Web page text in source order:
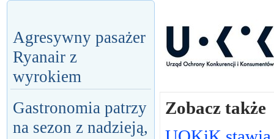
Agresywny pasażer
Ryanair z
wyrokiem
Gastronomia patrzy
na sezon z nadzieją,
Zobacz także